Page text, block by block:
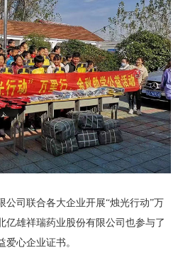
公司联合各大企业开展“烛光行动”万
亿雄祥瑞药业股份有限公司 也参与了
心企业证书。